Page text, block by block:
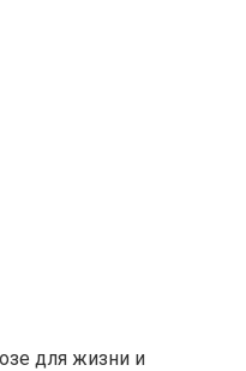
для жизни и